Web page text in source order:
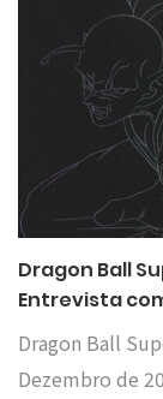
Dragon Ball
Entrevista
Dragon Ball
Dezembro de